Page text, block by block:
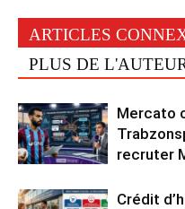
ARTICLES
PLUS DE
Mercato
recruter
Crédit